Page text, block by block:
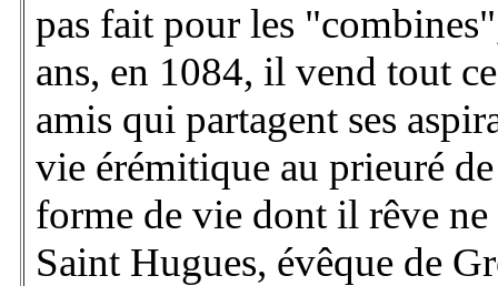
pas fait pour les
ans, en 1084, il vend tout
amis qui partagent ses
vie érémitique au prieuré
forme de vie dont il rêve
Saint Hugues, évêque de